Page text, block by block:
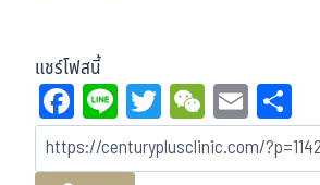
แชร์โฟสนี้
Fa
ce
bo
Li
ne
T
wi
tt
W
eC
ha
E
m
ail
ar
e